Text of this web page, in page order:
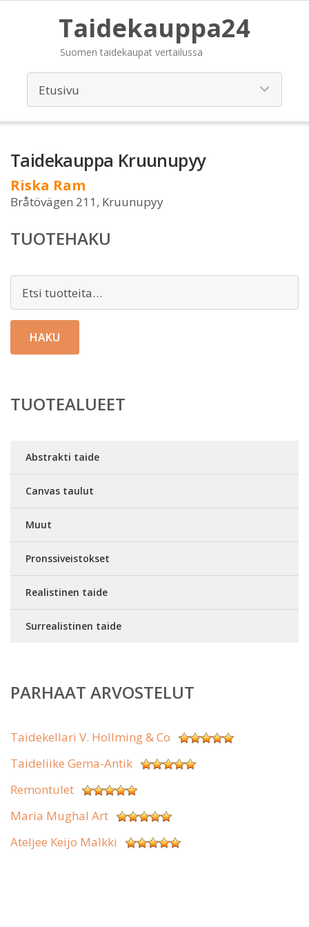
Taidekauppa24
Suomen taidekaupat vertailussa
Taidekauppa Kruunupyy
Riska Ram
Bråtövägen 211, Kruunupyy
TUOTEHAKU
HAKU
TUOTEALUEET
Abstrakti taide
Canvas taulut
Muut
Pronssiveistokset
Realistinen taide
Surrealistinen taide
PARHAAT ARVOSTELUT
Taidekellari V. Hollming & Co
Taideliike Gema-Antik
Remontulet
Maria Mughal Art
Ateljee Keijo Malkki